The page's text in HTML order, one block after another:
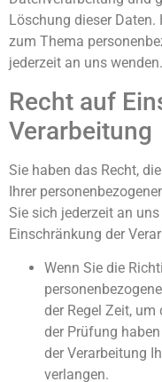
Löschung dieser Daten.
zum Thema
jederzeit an uns wenden.
Recht auf
Verarbeitung
Sie haben das Recht,
Ihrer
Sie sich jederzeit an
Einschränkung der
Wenn Sie die
der Regel Zeit,
der Prüfung
der Verarbeitung
verlangen.